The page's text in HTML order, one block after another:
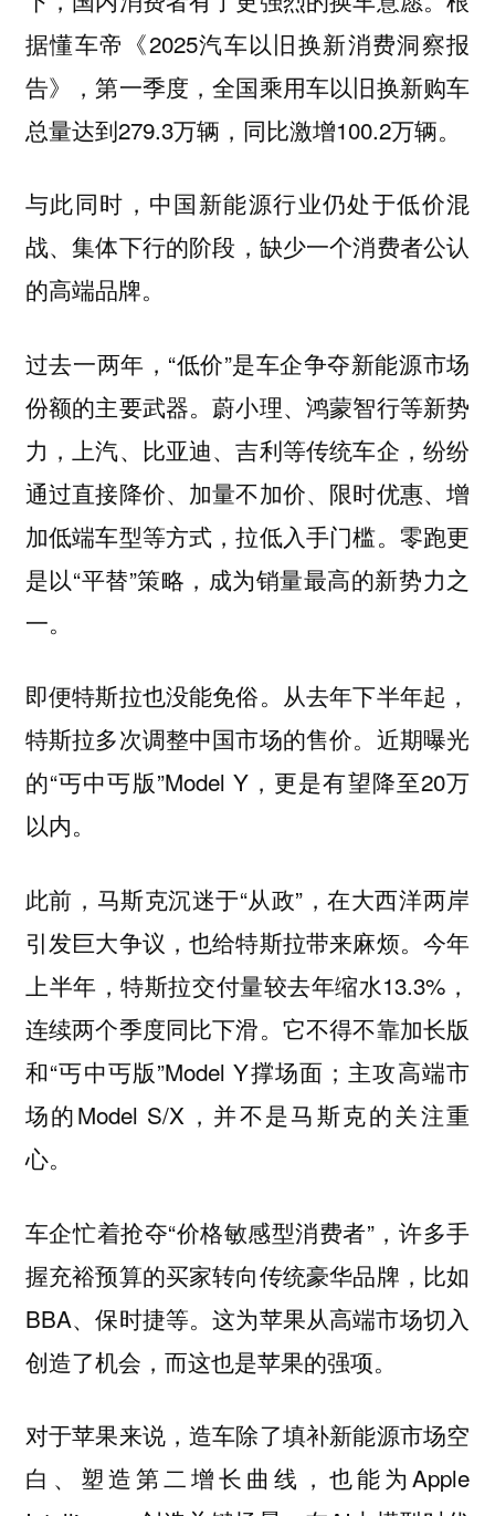
据懂车帝《2025汽车以旧换新消费洞察报
告》，第一季度，全国乘用车以旧换新购车
总量达到279.3万辆，同比激增100.2万辆。
与此同时，中国新能源行业仍处于低价混
战、集体下行的阶段，缺少一个消费者公认
的高端品牌。
过去一两年，“低价”是车企争夺新能源市场
份额的主要武器。蔚小理、鸿蒙智行等新势
力，上汽、比亚迪、吉利等传统车企，纷纷
通过直接降价、加量不加价、限时优惠、增
加低端车型等方式，拉低入手门槛。零跑更
是以“平替”策略，成为销量最高的新势力之
一。
即便特斯拉也没能免俗。从去年下半年起，
特斯拉多次调整中国市场的售价。近期曝光
的“丐中丐版”Model Y，更是有望降至20万
以内。
此前，马斯克沉迷于“从政”，在大西洋两岸
引发巨大争议，也给特斯拉带来麻烦。今年
上半年，特斯拉交付量较去年缩水13.3%，
连续两个季度同比下滑。它不得不靠加长版
和“丐中丐版”Model Y撑场面；主攻高端市
场的Model S/X，并不是马斯克的关注重
心。
车企忙着抢夺“价格敏感型消费者”，许多手
握充裕预算的买家转向传统豪华品牌，比如
BBA、保时捷等。这为苹果从高端市场切入
创造了机会，而这也是苹果的强项。
对于苹果来说，造车除了填补新能源市场空
白、塑造第二增长曲线，也能为Apple